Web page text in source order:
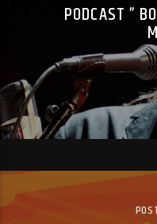
PODCAST ”